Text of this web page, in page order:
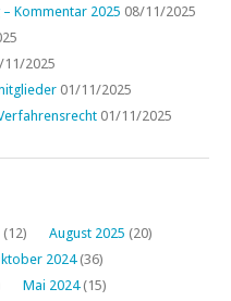
Kommentar 2025 08/11/2025
11/2025
01/11/2025
01/11/2025
(12) August 2025 (20)
2024(36)
Mai 2024(15)